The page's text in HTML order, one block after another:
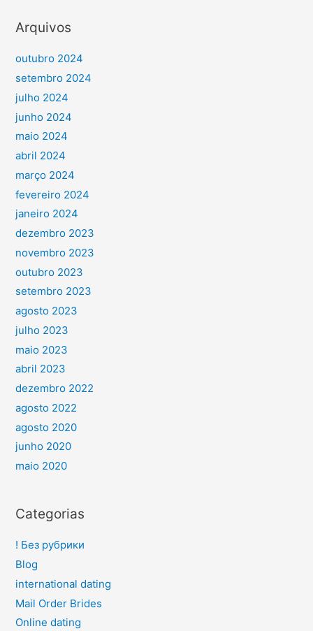
Arquivos
outubro 2024
setembro 2024
julho 2024
junho 2024
maio 2024
abril 2024
março 2024
fevereiro 2024
janeiro 2024
dezembro 2023
novembro 2023
outubro 2023
setembro 2023
agosto 2023
julho 2023
maio 2023
abril 2023
dezembro 2022
agosto 2022
agosto 2020
junho 2020
maio 2020
Categorias
! Без рубрики
Blog
international dating
Mail Order Brides
Online dating